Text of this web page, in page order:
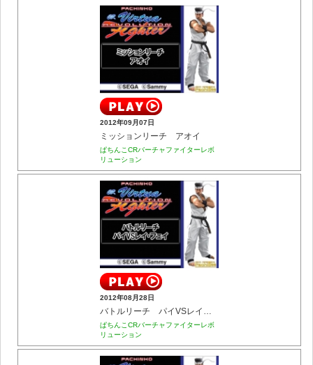
2012年09月07日
ミッションリーチ アオイ
ぱちんこCRバーチャファイターレボ
リューション
2012年08月28日
バトルリーチ パイVSレイ・フェイ
ぱちんこCRバーチャファイターレボ
リューション